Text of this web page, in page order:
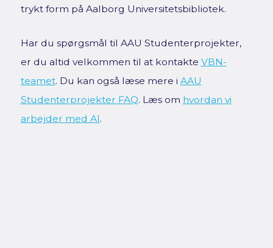
trykt form på Aalborg Universitetsbibliotek.
Har du spørgsmål til AAU Studenterprojekter,
er du altid velkommen til at kontakte VBN-
teamet. Du kan også læse mere i AAU
Studenterprojekter FAQ. Læs om hvordan vi
arbejder med AI.